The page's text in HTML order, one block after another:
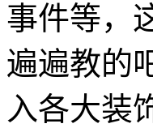
事件等，
遍遍教的
入各大装